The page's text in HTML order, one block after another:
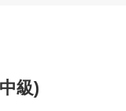
級)